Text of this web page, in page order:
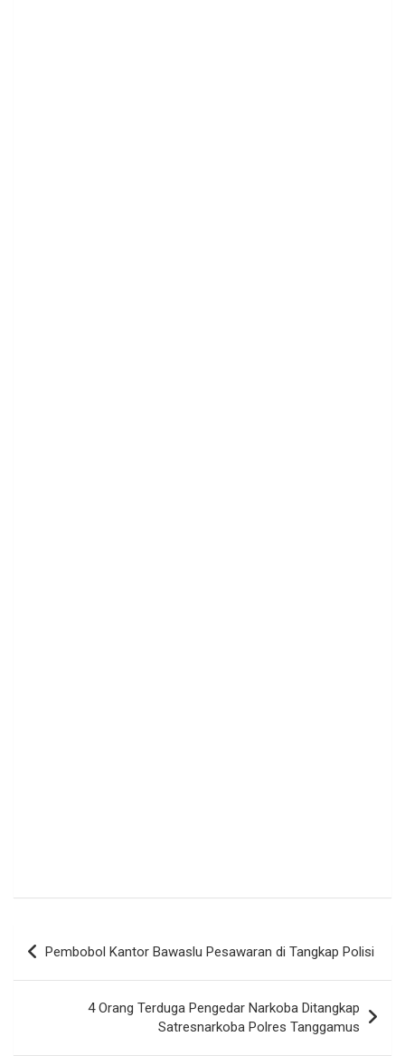
Navigasi
pos
Pembobol Kantor Bawaslu Pesawaran di Tangkap Polisi
4 Orang Terduga Pengedar Narkoba Ditangkap
Satresnarkoba Polres Tanggamus